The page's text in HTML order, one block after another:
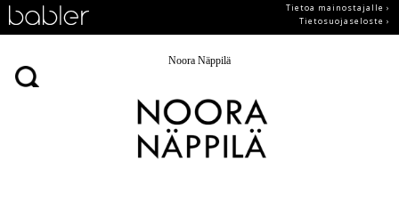
Tietoa mainostajalle ›
Tietosuojaseloste ›
Noora Näppilä